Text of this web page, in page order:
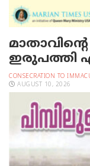
ഇരുപത്തി
CONSECRATION TO
AUGUST 10, 2026